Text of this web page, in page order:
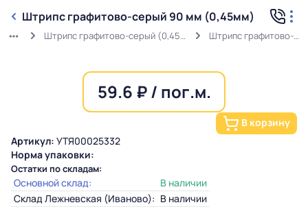
Штрипс графитово-серый 90 мм (0,45мм)
Штрипс графитово-серый (0,45мм) RAL 7024 в защитной пленке Штрипс графитово-серый 90 мм (0,45мм)
59.6 ₽ / пог.м.
В корзину
Артикул: УТЯ00025332
Норма упаковки:
Остатки по складам:
Основной склад:
В наличии
Склад Лежневская (Иваново): В наличии